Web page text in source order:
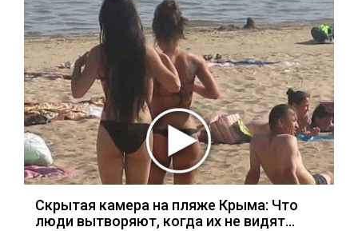
Скрытая камера на пляже Крыма: Что
люди вытворяют, когда их не видят...